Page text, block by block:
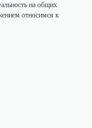
на общих
относимся к